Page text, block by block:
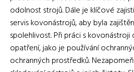
odolnost strojů. Dále je klíčové
servis kovonástrojů, aby byla
spolehlivost. Při práci s
opatření, jako je používání
ochranných prostředků.